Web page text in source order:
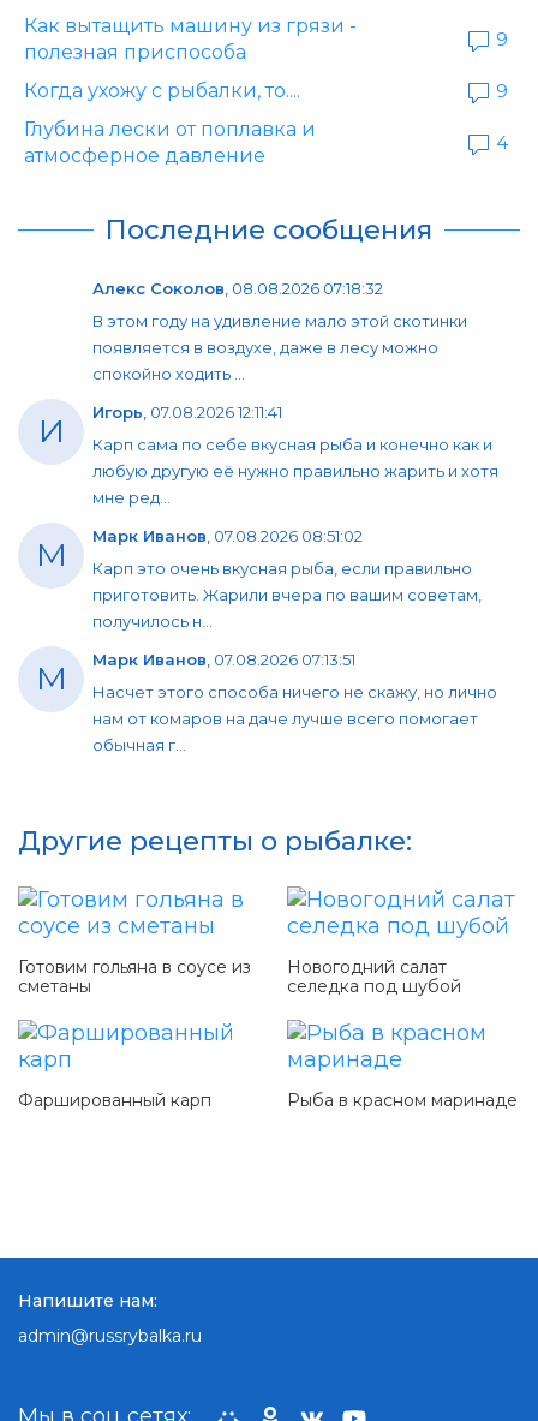
Как вытащить машину из грязи -
полезная приспособа
9
Когда ухожу с рыбалки, то....
9
Глубина лески от поплавка и
атмосферное давление
4
Последние сообщения
Алекс Соколов 08.08.2026 07:18:32
В этом году на удивление мало этой скотинки
появляется в воздухе, даже в лесу можно
спокойно ходить ...
И Игорь 07.08.2026 12:11:41
Карп сама по себе вкусная рыба и конечно как и
любую другую её нужно правильно жарить и хотя
мне ред...
М Марк Иванов 07.08.2026 08:51:02
Карп это очень вкусная рыба, если правильно
приготовить. Жарили вчера по вашим советам,
получилось н...
М Марк Иванов 07.08.2026 07:13:51
Насчет этого способа ничего не скажу, но лично
нам от комаров на даче лучше всего помогает
обычная г...
Другие рецепты о рыбалке:
Готовим гольяна в соусе из
сметаны
Новогодний салат
селедка под шубой
Фаршированный карп Рыба в красном маринаде
Мы в соц сетях:
Напишите нам:
admin@russrybalka.ru